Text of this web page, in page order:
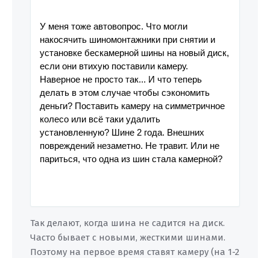
У меня тоже автовопрос. Что могли
накосячить шиномонтажники при снятии и
установке бескамерной шины на новый диск,
если они втихую поставили камеру.
Наверное не просто так... И что теперь
делать в этом случае чтобы сэкономить
деньги? Поставить камеру на симметричное
колесо или всё таки удалить
установленную? Шине 2 года. Внешних
повреждений незаметно. Не травит. Или не
париться, что одна из шин стала камерной?
Так делают, когда шина не садится на диск.
Часто бывает с новыми, жесткими шинами.
Поэтому на первое время ставят камеру (на 1-2